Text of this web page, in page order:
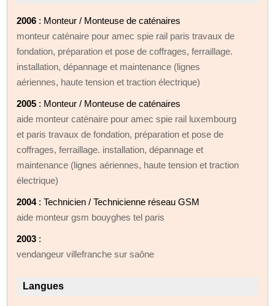
2006 : Monteur / Monteuse de caténaires
monteur caténaire pour amec spie rail paris travaux de
fondation, préparation et pose de coffrages, ferraillage.
installation, dépannage et maintenance (lignes
aériennes, haute tension et traction électrique)
2005 : Monteur / Monteuse de caténaires
aide monteur caténaire pour amec spie rail luxembourg
et paris travaux de fondation, préparation et pose de
coffrages, ferraillage. installation, dépannage et
maintenance (lignes aériennes, haute tension et traction
électrique)
2004: Technicien / Technicienne réseau GSM
aide monteur gsm bouyghes tel paris
2003 :
vendangeur villefranche sur saône
Langues